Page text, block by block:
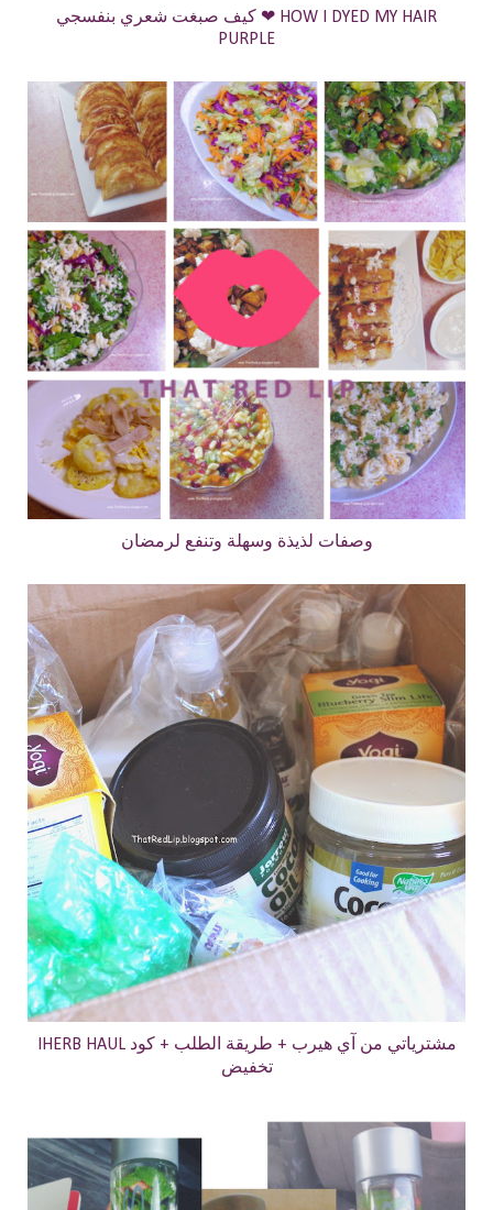
كيف صبغت شعري بنفسجي ❤ HOW I DYED MY HAIR
PURPLE
وصفات لذيذة وسهلة وتنفع لرمضان
IHERB HAUL مشترياتي من آي هيرب + طريقة الطلب + كود
تخفيض